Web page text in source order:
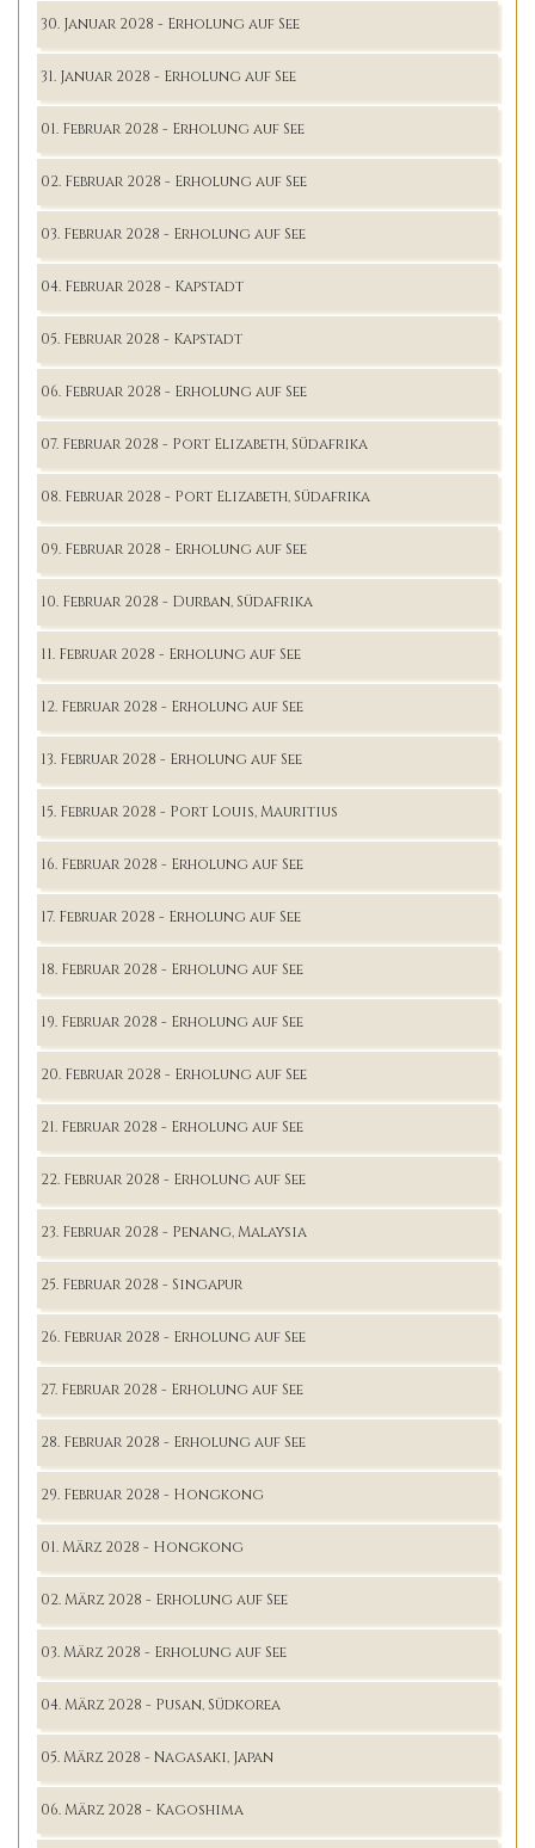
30. Januar 2028 - Erholung auf See
31. Januar 2028 - Erholung auf See
01. Februar 2028 - Erholung auf See
02. Februar 2028 - Erholung auf See
03. Februar 2028 - Erholung auf See
04. Februar 2028 - Kapstadt
05. Februar 2028 - Kapstadt
06. Februar 2028 - Erholung auf See
07. Februar 2028 - Port Elizabeth, Südafrika
08. Februar 2028 - Port Elizabeth, Südafrika
09. Februar 2028 - Erholung auf See
10. Februar 2028 - Durban, Südafrika
11. Februar 2028 - Erholung auf See
12. Februar 2028 - Erholung auf See
13. Februar 2028 - Erholung auf See
15. Februar 2028 - Port Louis, Mauritius
16. Februar 2028 - Erholung auf See
17. Februar 2028 - Erholung auf See
18. Februar 2028 - Erholung auf See
19. Februar 2028 - Erholung auf See
20. Februar 2028 - Erholung auf See
21. Februar 2028 - Erholung auf See
22. Februar 2028 - Erholung auf See
23. Februar 2028 - Penang, Malaysia
25. Februar 2028 - Singapur
26. Februar 2028 - Erholung auf See
27. Februar 2028 - Erholung auf See
28. Februar 2028 - Erholung auf See
29. Februar 2028 - Hongkong
01. März 2028 - Hongkong
02. März 2028 - Erholung auf See
03. März 2028 - Erholung auf See
04. März 2028 - Pusan, Südkorea
05. März 2028 - Nagasaki, Japan
06. März 2028 - Kagoshima